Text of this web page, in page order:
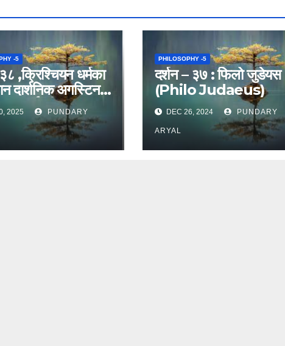
-5
,क्रिश्चियन धर्मका
दार्शनिक अगस्टिन
ईस्वी)
2025 PUNDARY
PHILOSOPHY -5
दर्शन – ३७ : फिलो जुडेयस
(Philo Judaeus)
DEC 26, 2024 PUNDARY
ARYAL